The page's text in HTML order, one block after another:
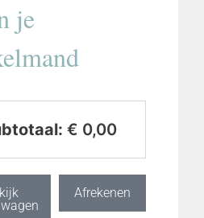
je
€ 0,00
Afrekenen